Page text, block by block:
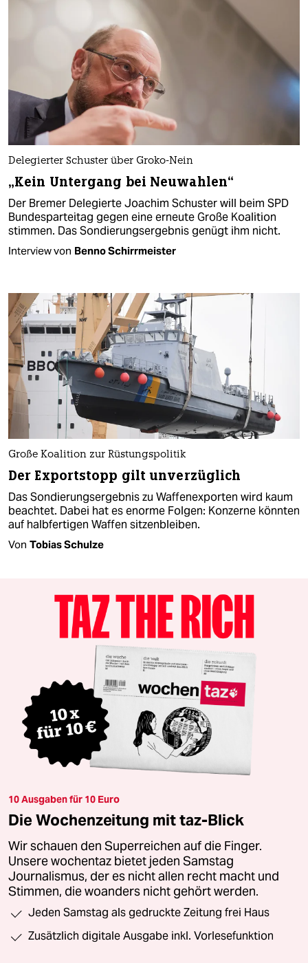
Delegierter Schuster über Groko-Nein
„Kein Untergang bei Neuwahlen“
Der Bremer Delegierte Joachim Schuster will beim SPD
Bundesparteitag gegen eine erneute Große Koalition
stimmen. Das Sondierungsergebnis genügt ihm nicht.
Interview von Benno Schirrmeister
Große Koalition zur Rüstungspolitik
Der Exportstopp gilt unverzüglich
Das Sondierungsergebnis zu Waffenexporten wird kaum
beachtet. Dabei hat es enorme Folgen: Konzerne könnten
auf halbfertigen Waffen sitzenbleiben.
Von Tobias Schulze
10 Ausgaben für 10 Euro
Die Wochenzeitung mit taz-Blick
Wir schauen den Superreichen auf die Finger.
Unsere wochentaz bietet jeden Samstag
Journalismus, der es nicht allen recht macht und
Stimmen, die woanders nicht gehört werden.
Jeden Samstag als gedruckte Zeitung frei Haus
Zusätzlich digitale Ausgabe inkl. Vorlesefunktion